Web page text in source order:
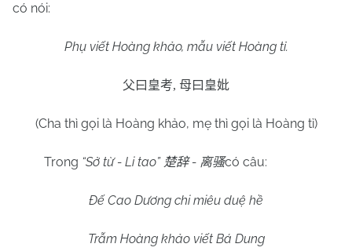
có nói:
Phụ viết Hoàng khảo, mẫu viết Hoàng tỉ.
父曰皇考, 母曰皇妣
(Cha thì gọi là Hoàng khảo, mẹ thì gọi là Hoàng tỉ)
Trong “Sở từ - Li tao” 楚辞- 离骚có câu:
Đế Cao Dương chi miêu duệ hề
Trẫm Hoàng khảo viết Bá Dung